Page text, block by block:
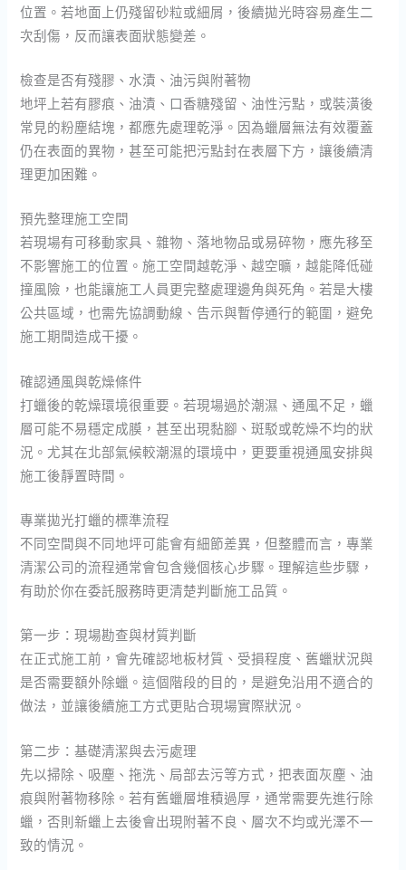
位置。若地面上仍殘留砂粒或細屑，後續拋光時容易產生二
次刮傷，反而讓表面狀態變差。
檢查是否有殘膠、水漬、油污與附著物
地坪上若有膠痕、油漬、口香糖殘留、油性污點，或裝潢後
常見的粉塵結塊，都應先處理乾淨。因為蠟層無法有效覆蓋
仍在表面的異物，甚至可能把污點封在表層下方，讓後續清
理更加困難。
預先整理施工空間
若現場有可移動家具、雜物、落地物品或易碎物，應先移至
不影響施工的位置。施工空間越乾淨、越空曠，越能降低碰
撞風險，也能讓施工人員更完整處理邊角與死角。若是大樓
公共區域，也需先協調動線、告示與暫停通行的範圍，避免
施工期間造成干擾。
確認通風與乾燥條件
打蠟後的乾燥環境很重要。若現場過於潮濕、通風不足，蠟
層可能不易穩定成膜，甚至出現黏腳、斑駁或乾燥不均的狀
況。尤其在北部氣候較潮濕的環境中，更要重視通風安排與
施工後靜置時間。
專業拋光打蠟的標準流程
不同空間與不同地坪可能會有細節差異，但整體而言，專業
清潔公司的流程通常會包含幾個核心步驟。理解這些步驟，
有助於你在委託服務時更清楚判斷施工品質。
第一步：現場勘查與材質判斷
在正式施工前，會先確認地板材質、受損程度、舊蠟狀況與
是否需要額外除蠟。這個階段的目的，是避免沿用不適合的
做法，並讓後續施工方式更貼合現場實際狀況。
第二步：基礎清潔與去污處理
先以掃除、吸塵、拖洗、局部去污等方式，把表面灰塵、油
痕與附著物移除。若有舊蠟層堆積過厚，通常需要先進行除
蠟，否則新蠟上去後會出現附著不良、層次不均或光澤不一
致的情況。